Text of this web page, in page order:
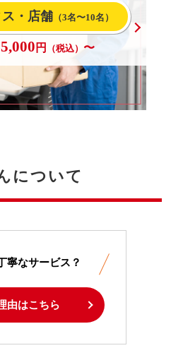
・店舗 （3名〜10名）
円 （税込） 〜
について
寧なサービス？
由はこちら